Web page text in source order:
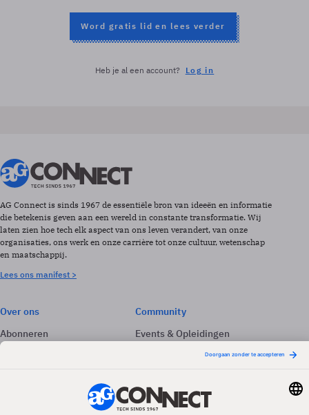
Word gratis lid en lees verder
Heb je al een account? Log in
AG Connect is sinds 1967 de essentiële bron van ideeën en informatie
die betekenis geven aan een wereld in constante transformatie. Wij
laten zien hoe tech elk aspect van ons leven verandert, van onze
organisaties, ons werk en onze carrière tot onze cultuur, wetenschap
en maatschappij.
Lees ons manifest >
Over ons
Abonneren
Adverteren
Community
Events & Opleidingen